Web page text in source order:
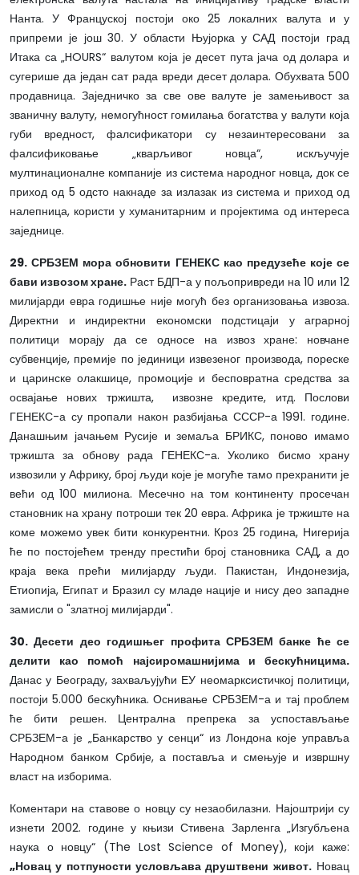
Нанта. У Француској постоји око 25 локалних валута и у
припреми је још 30. У области Њујорка у САД постоји град
Итака са „HOURS“ валутом која је десет пута јача од долара и
сугерише да један сат рада вреди десет долара. Обухвата 500
продавница. Заједничко за све ове валуте је замењивост за
званичну валуту, немогућност гомилања богатства у валути која
губи вредност, фалсификатори су незаинтересовани за
фалсификовање „кварљивог новца“, искључује
мултинационалне компаније из система народног новца, док се
приход од 5 одсто накнаде за излазак из система и приход од
налепница, користи у хуманитарним и пројектима од интереса
заједнице.
29. СРБЗЕМ мора обновити ГЕНЕКС као предузеће које се
бави извозом хране. Раст БДП-а у пољопривреди на 10 или 12
милијарди евра годишње није могућ без организовања извоза.
Директни и индиректни економски подстицаји у аграрној
политици морају да се односе на извоз хране: новчане
субвенције, премије по јединици извезеног производа, пореске
и царинске олакшице, промоције и бесповратна средства за
освајање нових тржишта, извозне кредите, итд. Послови
ГЕНЕКС-а су пропали након разбијања СССР-а 1991. године.
Данашњим јачањем Русије и земаља БРИКС, поново имамо
тржишта за обнову рада ГЕНЕКС-а. Уколико бисмо храну
извозили у Африку, број људи које је могуће тамо прехранити је
већи од 100 милиона. Месечно на том континенту просечан
становник на храну потроши тек 20 евра. Африка је тржиште на
коме можемо увек бити конкурентни. Кроз 25 година, Нигерија
ће по постојећем тренду престићи број становника САД, а до
краја века прећи милијарду људи. Пакистан, Индонезија,
Етиопија, Египат и Бразил су младе нације и нису део западне
замисли о "златној милијарди".
30. Десети део годишњег профита СРБЗЕМ банке ће се
делити као помоћ најсиромашнијима и бескућницима.
Данас у Београду, захваљујући ЕУ неомарксистичкој политици,
постоји 5.000 бескућника. Оснивање СРБЗЕМ-а и тај проблем
ће бити решен. Централна препрека за успостављање
СРБЗЕМ-а је „Банкарство у сенци“ из Лондона које управља
Народном банком Србије, а поставља и смењује и извршну
власт на изборима.
Коментари на ставове о новцу су незаобилазни. Најоштрији су
изнети 2002. године у књизи Стивена Зарленга „Изгубљена
наука о новцу“ (The Lost Science of Money), који каже:
„Новац у потпуности условљава друштвени живот.Новац